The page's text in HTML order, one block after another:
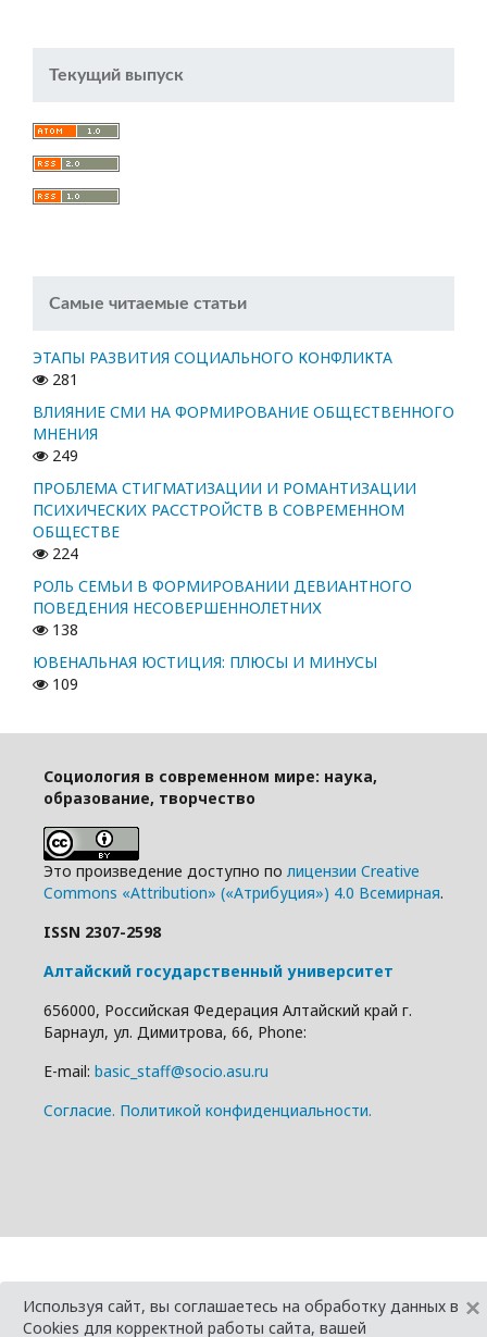
Текущий выпуск
Самые читаемые статьи
ЭТАПЫ РАЗВИТИЯ СОЦИАЛЬНОГО КОНФЛИКТА
281
ВЛИЯНИЕ СМИ НА ФОРМИРОВАНИЕ ОБЩЕСТВЕННОГО
МНЕНИЯ
249
ПРОБЛЕМА СТИГМАТИЗАЦИИ И РОМАНТИЗАЦИИ
ПСИХИЧЕСКИХ РАССТРОЙСТВ В СОВРЕМЕННОМ
ОБЩЕСТВЕ
224
РОЛЬ СЕМЬИ В ФОРМИРОВАНИИ ДЕВИАНТНОГО
ПОВЕДЕНИЯ НЕСОВЕРШЕННОЛЕТНИХ
138
ЮВЕНАЛЬНАЯ ЮСТИЦИЯ: ПЛЮСЫ И МИНУСЫ
109
Социология в современном мире: наука,
образование, творчество
Это произведение доступно по лицензии Creative
Commons «Attribution» («Атрибуция») 4.0 Всемирная.
ISSN 2307-2598
Алтайский государственный университет
656000, Российская Федерация Алтайский край г.
Барнаул, ул. Димитрова, 66, Phone:
E-mail: basic_staff@socio.asu.ru
Cогласие. Политикой конфиденциальности.
Используя сайт, вы соглашаетесь на обработку данных в
Cookies для корректной работы сайта, вашей
×